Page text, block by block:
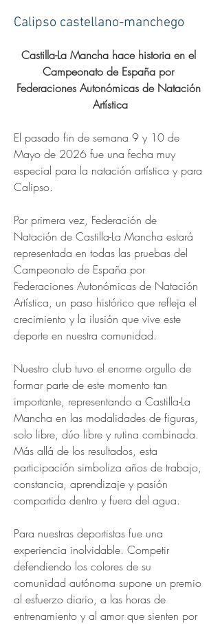
Calipso castellano-manchego
Castilla-La Mancha hace historia en el
Campeonato de España por
Federaciones Autonómicas de Natación
Artística
El pasado fin de semana 9 y 10 de
Mayo de 2026 fue una fecha muy
especial para la natación artística y para
Calipso.
Por primera vez, Federación de
Natación de Castilla-La Mancha estará
representada en todas las pruebas del
Campeonato de España por
Federaciones Autonómicas de Natación
Artística, un paso histórico que refleja el
crecimiento y la ilusión que vive este
deporte en nuestra comunidad.
Nuestro club tuvo el enorme orgullo de
formar parte de este momento tan
importante, representando a Castilla-La
Mancha en las modalidades de figuras,
solo libre, dúo libre y rutina combinada.
Más allá de los resultados, esta
participación simboliza años de trabajo,
constancia, aprendizaje y pasión
compartida dentro y fuera del agua.
Para nuestras deportistas fue una
experiencia inolvidable. Competir
defendiendo los colores de su
comunidad autónoma supone un premio
al esfuerzo diario, a las horas de
entrenamiento y al amor que sienten por